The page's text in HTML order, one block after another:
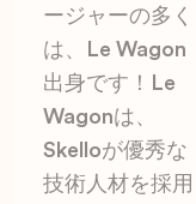
ージャーの多く
は、Le Wagon
出身です！Le
Wagonは、
Skelloが優秀な
技術人材を採用